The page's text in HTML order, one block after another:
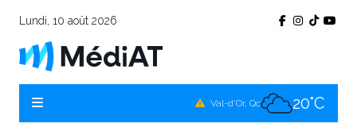
Lundi, 10 août 2026
Val-d'Or, Qc 20°C